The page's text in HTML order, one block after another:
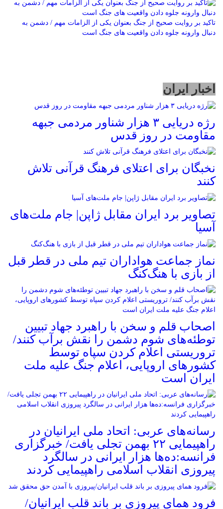
تاکید بر روایت صحیح از جنگ بعنوان یکی از الزامات مهم / دشمن به
دنبال وارونه جلوه دادن واقعیت های جنگ است
اخبار ایران
رژه دریایی ۳ هزار شناور مردمی جبهه
مقاومت در روز قدس
نخبگان برای اعتلای فرهنگ قرآنی تلاش
کنند
تصاویر برد ایران مقابل ژاپن| جام ملت‌های
آسیا
نماز جماعت هواداران تیم ملی در قطر قبل
از بازی با هنگ‌کنگ
اصحاب قلم و سخن با راهبرد جهاد تبیین
توطئه‌های شوم دشمن را نقش برآب کنند/
تروریستی اعلام کردن سپاه توسط
کشورهای اروپایی، اعلام جنگ علیه ملت
ایران است
رسانه‌های عربی: اتحاد ملی ایرانیان در
راهپیمایی ۲۲ بهمن تجلی یافت/ خبرگزاری
فرانسه:ده‌ها هزار ایرانی در سالگرد
پیروزی انقلاب اسلامی راهپیمایی کردند
فرود همای پیروزی بر باند قلب ایرانیان/